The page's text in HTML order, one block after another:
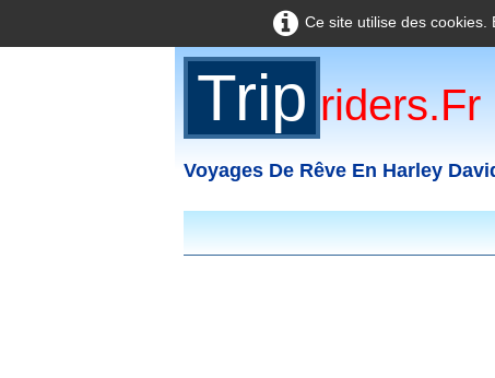
Ce site utilise des cookies.
Trip Riders.fr
Voyages De Rêve En Harley